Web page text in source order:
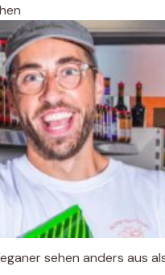
sehen anders aus